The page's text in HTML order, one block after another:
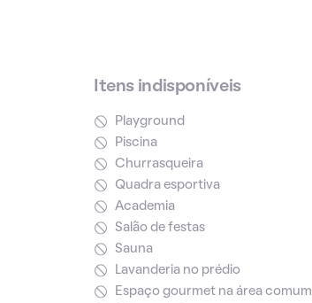
Itens indisponíveis
Playground
Piscina
Churrasqueira
Quadra esportiva
Academia
Salão de festas
Sauna
Lavanderia no prédio
Espaço gourmet na área comum